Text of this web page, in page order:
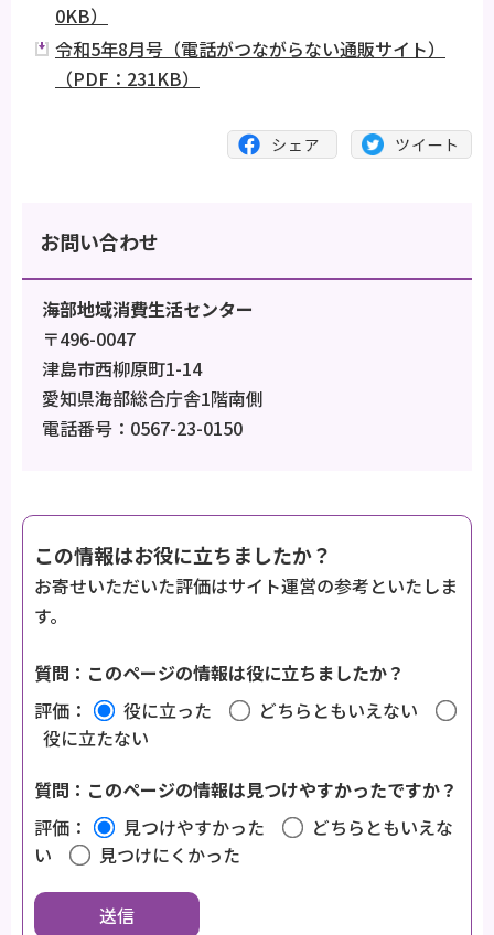
0KB）
令和5年8月号（電話がつながらない通販サイト）
（PDF：231KB）
お問い合わせ
海部地域消費生活センター
〒496-0047
津島市西柳原町1-14
愛知県海部総合庁舎1階南側
電話番号：0567-23-0150
この情報はお役に立ちましたか？
お寄せいただいた評価はサイト運営の参考といたしま
す。
質問：このページの情報は役に立ちましたか？
評価：
役に立った
どちらともいえない
役に立たない
質問：このページの情報は見つけやすかったですか？
評価：
見つけやすかった
どちらともいえな
い
見つけにくかった